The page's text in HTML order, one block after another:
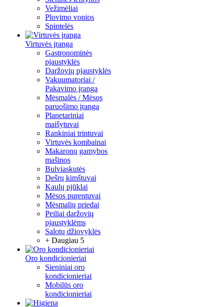
Vežimėliai
Plovimo vonios
Spintelės
Virtuvės įranga
Gastronominės
pjaustyklės
Daržovių pjaustyklės
Vakuumatoriai /
Pakavimo įranga
Mėsmalės / Mėsos
paruošimo įranga
Planetariniai
maišytuvai
Rankiniai trintuvai
Virtuvės kombainai
Makaronų gamybos
mašinos
Bulviaskutės
Dešrų kimštuvai
Kaulų pjūklai
Mėsos purentuvai
Mėsmalių priedai
Peiliai daržovių
pjaustyklėms
Salotų džiovyklės
+ Daugiau 5
Oro kondicionieriai
Sieniniai oro
kondicionieriai
Mobilūs oro
kondicionieriai